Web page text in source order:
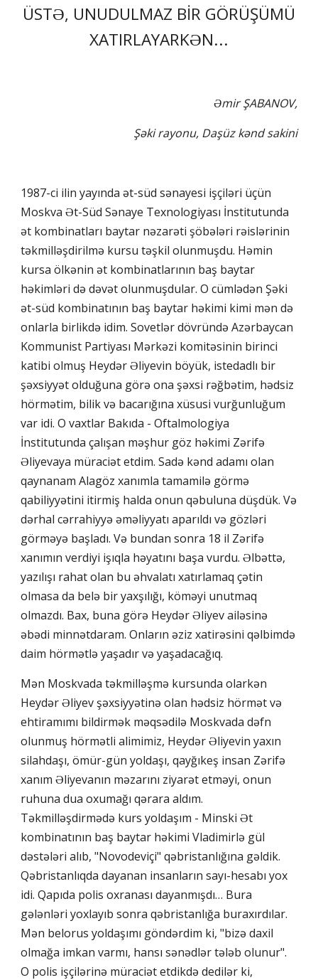
ÜSTƏ, UNUDULMAZ BİR GÖRÜŞÜMÜ
XATIRLAYARKƏN...
Əmir ŞABANOV,
Şəki rayonu, Daşüz kənd sakini
1987-ci ilin yayında ət-süd sənayesi işçiləri üçün
Moskva Ət-Süd Sənaye Texnologiyası İnstitutunda
ət kombinatları baytar nəzarəti şöbələri rəislərinin
təkmilləşdirilmə kursu təşkil olunmuşdu. Həmin
kursa ölkənin ət kombinatlarının baş baytar
həkimləri də dəvət olunmuşdular. O cümlədən Şəki
ət-süd kombinatının baş baytar həkimi kimi mən də
onlarla birlikdə idim. Sovetlər dövründə Azərbaycan
Kommunist Partiyası Mərkəzi komitəsinin birinci
katibi olmuş Heydər Əliyevin böyük, istedadlı bir
şəxsiyyət olduğuna görə ona şəxsi rəğbətim, hədsiz
hörmətim, bilik və bacarığına xüsusi vurğunluğum
var idi. O vaxtlar Bakıda - Oftalmologiya
İnstitutunda çalışan məşhur göz həkimi Zərifə
Əliyevaya müraciət etdim. Sadə kənd adamı olan
qaynanam Alagöz xanımla tamamilə görmə
qabiliyyətini itirmiş halda onun qəbuluna düşdük. Və
dərhal cərrahiyyə əməliyyatı aparıldı və gözləri
görməyə başladı. Və bundan sonra 18 il Zərifə
xanımın verdiyi işıqla həyatını başa vurdu. Əlbəttə,
yazılışı rahat olan bu əhvalatı xatırlamaq çətin
olmasa da belə bir yaxşılığı, köməyi unutmaq
olmazdı. Bax, buna görə Heydər Əliyev ailəsinə
əbədi minnətdaram. Onların əziz xatirəsini qəlbimdə
daim hörmətlə yaşadır və yaşadacağıq.
Mən Moskvada təkmilləşmə kursunda olarkən
Heydər Əliyev şəxsiyyətinə olan hədsiz hörmət və
ehtiramımı bildirmək məqsədilə Moskvada dəfn
olunmuş hörmətli alimimiz, Heydər Əliyevin yaxın
silahdaşı, ömür-gün yoldaşı, qayğıkeş insan Zərifə
xanım Əliyevanın məzarını ziyarət etməyi, onun
ruhuna dua oxumağı qərara aldım.
Təkmilləşdirmədə kurs yoldaşım - Minski Ət
kombinatının baş baytar həkimi Vladimirlə gül
dəstələri alıb, "Novodeviçi" qəbristanlığına gəldik.
Qəbristanlıqda dayanan insanların sayı-hesabı yox
idi. Qapıda polis oxranası dayanmışdı… Bura
gələnləri yoxlayıb sonra qəbristanlığa buraxırdılar.
Mən belorus yoldaşımı göndərdim ki, "bizə daxil
olmağa imkan varmı, hansı sənədlər tələb olunur".
O polis işçilərinə müraciət etdikdə dedilər ki,